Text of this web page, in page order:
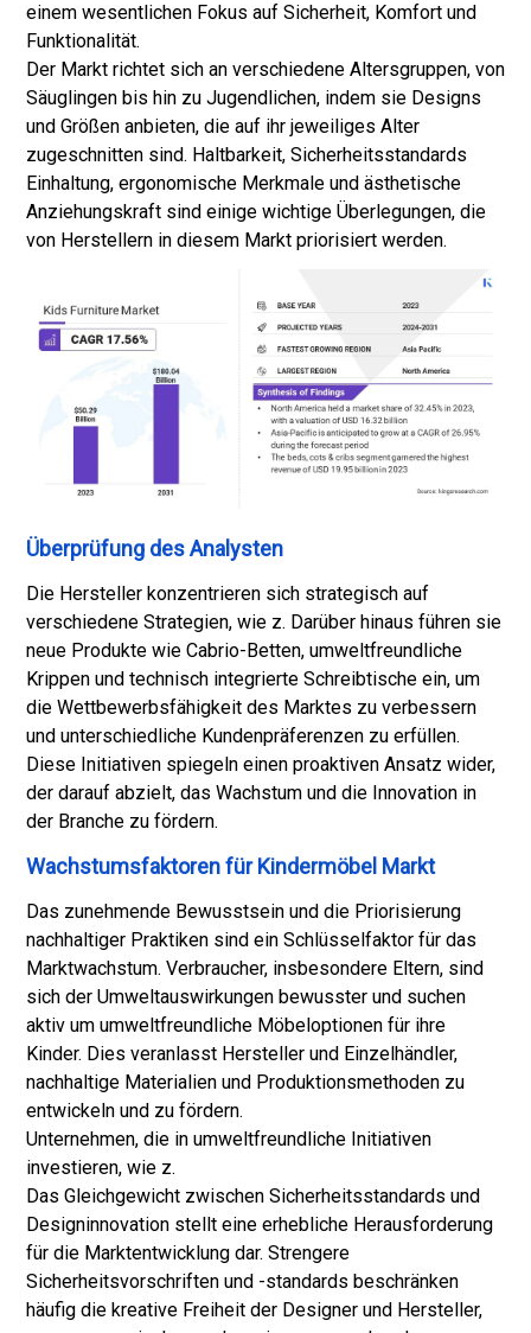
einem wesentlichen Fokus auf Sicherheit, Komfort und
Funktionalität.
Der Markt richtet sich an verschiedene Altersgruppen, von
Säuglingen bis hin zu Jugendlichen, indem sie Designs
und Größen anbieten, die auf ihr jeweiliges Alter
zugeschnitten sind. Haltbarkeit, Sicherheitsstandards
Einhaltung, ergonomische Merkmale und ästhetische
Anziehungskraft sind einige wichtige Überlegungen, die
von Herstellern in diesem Markt priorisiert werden.
Überprüfung des Analysten
Die Hersteller konzentrieren sich strategisch auf
verschiedene Strategien, wie z. Darüber hinaus führen sie
neue Produkte wie Cabrio-Betten, umweltfreundliche
Krippen und technisch integrierte Schreibtische ein, um
die Wettbewerbsfähigkeit des Marktes zu verbessern
und unterschiedliche Kundenpräferenzen zu erfüllen.
Diese Initiativen spiegeln einen proaktiven Ansatz wider,
der darauf abzielt, das Wachstum und die Innovation in
der Branche zu fördern.
Wachstumsfaktoren für Kindermöbel Markt
Das zunehmende Bewusstsein und die Priorisierung
nachhaltiger Praktiken sind ein Schlüsselfaktor für das
Marktwachstum. Verbraucher, insbesondere Eltern, sind
sich der Umweltauswirkungen bewusster und suchen
aktiv um umweltfreundliche Möbeloptionen für ihre
Kinder. Dies veranlasst Hersteller und Einzelhändler,
nachhaltige Materialien und Produktionsmethoden zu
entwickeln und zu fördern.
Unternehmen, die in umweltfreundliche Initiativen
investieren, wie z.
Das Gleichgewicht zwischen Sicherheitsstandards und
Designinnovation stellt eine erhebliche Herausforderung
für die Marktentwicklung dar. Strengere
Sicherheitsvorschriften und -standards beschränken
häufig die kreative Freiheit der Designer und Hersteller,